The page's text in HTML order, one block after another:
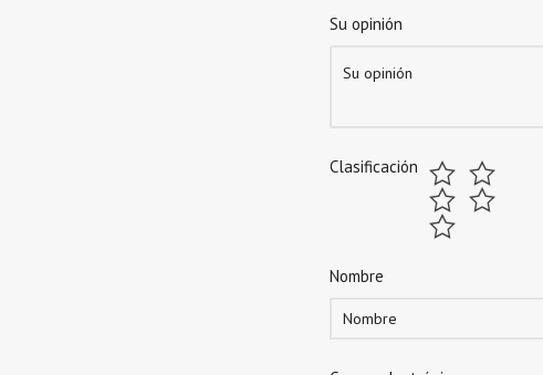
Su opinión
Clasificación
Nombre